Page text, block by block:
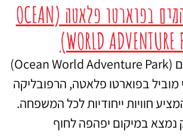
פארק עולם המים בפוארטו פלאטה (OCEAN
WORLD ADVENTURE
פארק עולם המים (Ocean World Adventure Park)
מוביל בפוארטו פלאטה, הרפובליקה
חוויות ייחודיות לכל המשפחה.
במיקום יפהפה לחוף